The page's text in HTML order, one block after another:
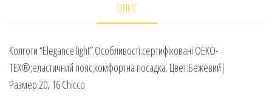
ОПИС
Колготи “Elegance light”.Особливості:сертифіковані OEKO-
TEX®;еластичний пояс;комфортна посадка. Цвет:Бежевий|
Размер:20, 16 Chicco